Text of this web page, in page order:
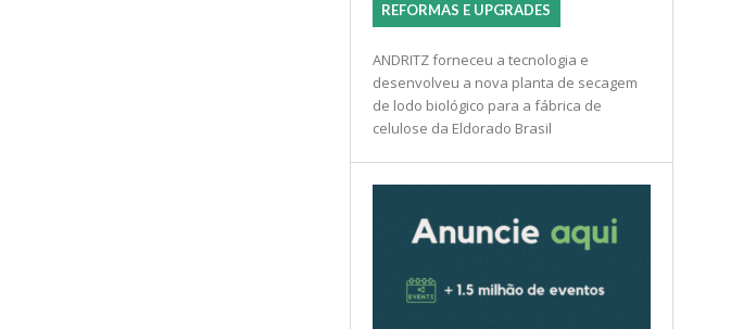
REFORMAS E UPGRADES
ANDRITZ forneceu a tecnologia e
desenvolveu a nova planta de secagem
de lodo biológico para a fábrica de
celulose da Eldorado Brasil